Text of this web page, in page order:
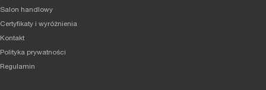
Salon handlowy
Certyfikaty i wyróżnienia
Kontakt
Polityka prywatności
Regulamin